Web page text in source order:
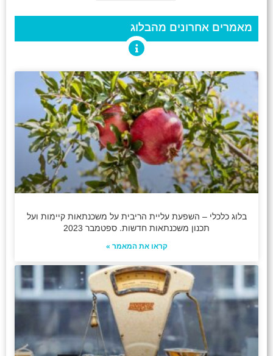
מאמרים אחרונים מהבלוג
בלוג כלכלי – השפעת עליית הריבית על משכנתאות קיימות ועל
תכנון משכנתאות חדשות. ספטמבר 2023
קראו את המאמר »